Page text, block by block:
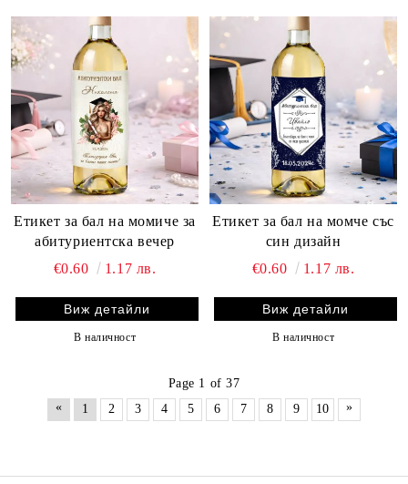
Етикет за бал на момиче за
абитуриентска вечер
€0.60
1.17 лв.
Виж детайли
В наличност
Етикет за бал на момче със
син дизайн
€0.60
1.17 лв.
Виж детайли
В наличност
Page 1 of 37
«
1 2 3 4 5 6 7 8 9 10 »